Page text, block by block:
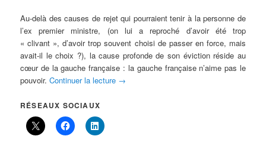
Au-delà des causes de rejet qui pourraient tenir à la personne de
l’ex premier ministre, (on lui a reproché d’avoir été trop
« clivant », d’avoir trop souvent choisi de passer en force, mais
avait-il le choix ?), la cause profonde de son éviction réside au
cœur de la gauche française : la gauche française n’aime pas le
pouvoir.Continuer la lecture →
RÉSEAUX SOCIAUX